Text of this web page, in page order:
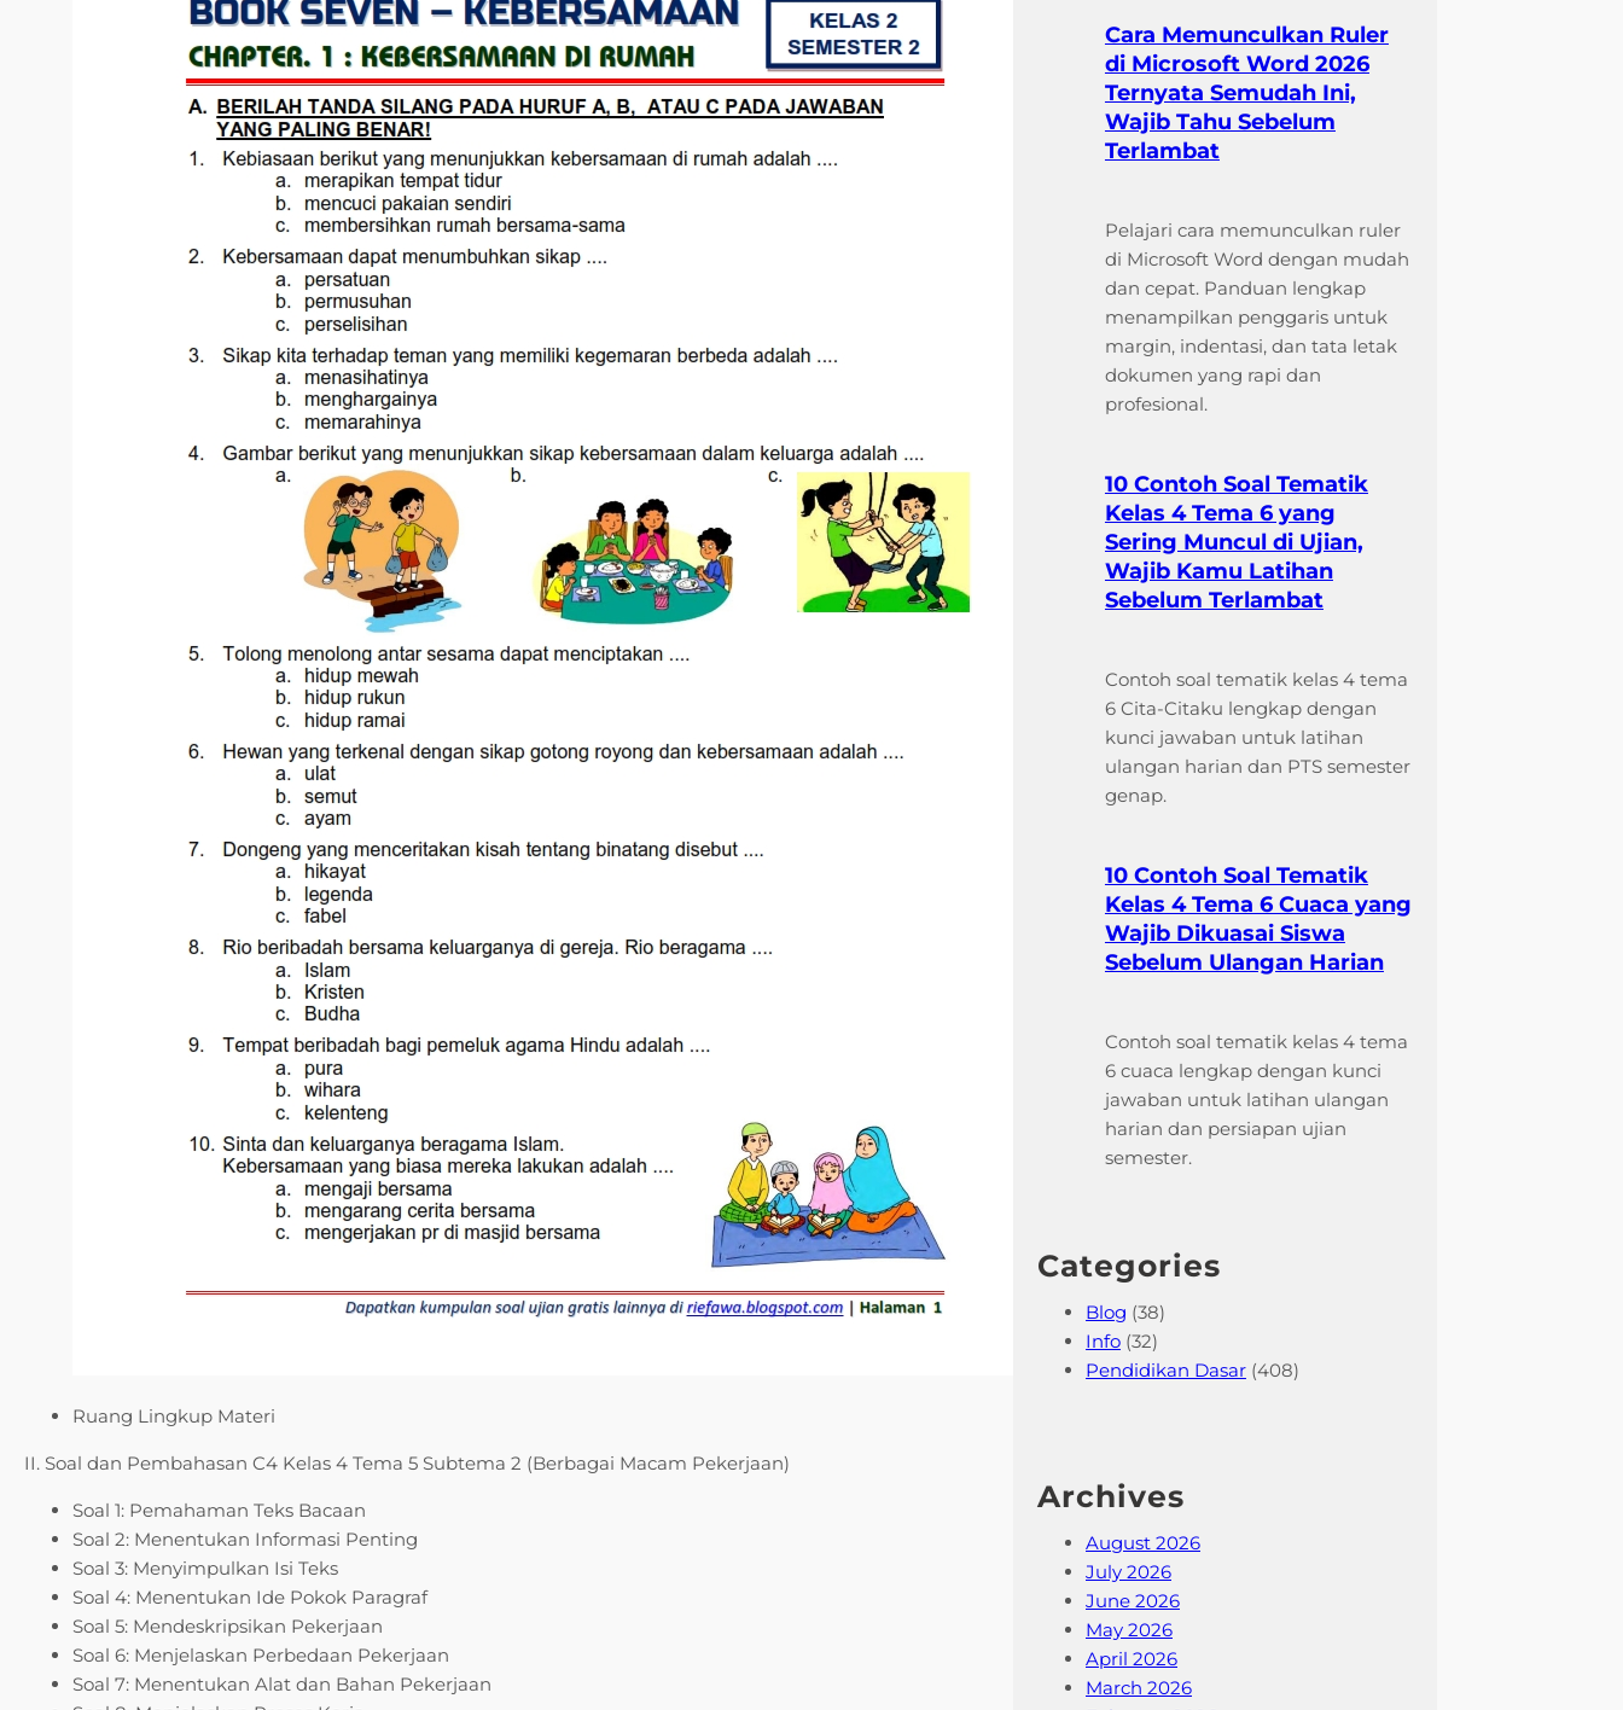
Ruang Lingkup Materi
II. Soal dan Pembahasan C4 Kelas 4 Tema 5 Subtema 2 (Berbagai Macam Pekerjaan)
Soal 1: Pemahaman Teks Bacaan
Soal 2: Menentukan Informasi Penting
Soal 3: Menyimpulkan Isi Teks
Soal 4: Menentukan Ide Pokok Paragraf
Soal 5: Mendeskripsikan Pekerjaan
Soal 6: Menjelaskan Perbedaan Pekerjaan
Soal 7: Menentukan Alat dan Bahan Pekerjaan
Cara Memunculkan Ruler
di Microsoft Word 2026
Ternyata Semudah Ini,
Wajib Tahu Sebelum
Terlambat
Pelajari cara memunculkan ruler
di Microsoft Word dengan mudah
dan cepat. Panduan lengkap
menampilkan penggaris untuk
margin, indentasi, dan tata letak
dokumen yang rapi dan
profesional.
10 Contoh Soal Tematik
Kelas 4 Tema 6 yang
Sering Muncul di Ujian,
Wajib Kamu Latihan
Sebelum Terlambat
Contoh soal tematik kelas 4 tema
6 Cita-Citaku lengkap dengan
kunci jawaban untuk latihan
ulangan harian dan PTS semester
genap.
10 Contoh Soal Tematik
Kelas 4 Tema 6 Cuaca yang
Wajib Dikuasai Siswa
Sebelum Ulangan Harian
Contoh soal tematik kelas 4 tema
6 cuaca lengkap dengan kunci
jawaban untuk latihan ulangan
harian dan persiapan ujian
semester.
Categories
Blog (38)
Info (32)
Pendidikan Dasar (408)
Archives
August 2026
July 2026
June 2026
May 2026
April 2026
March 2026